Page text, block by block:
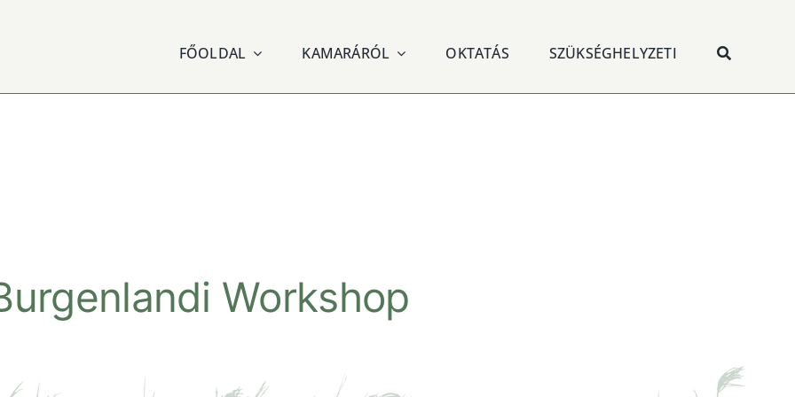
FŐOLDAL KAMARÁRÓL OKTATÁS SZÜKSÉGHELYZETI
Workshop